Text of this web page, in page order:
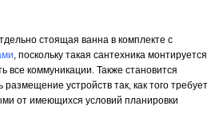
стоящая ванна в комплекте с
, поскольку такая сантехника монтируется
все коммуникации. Также становится
устройств так, как того требует
от имеющихся условий планировки